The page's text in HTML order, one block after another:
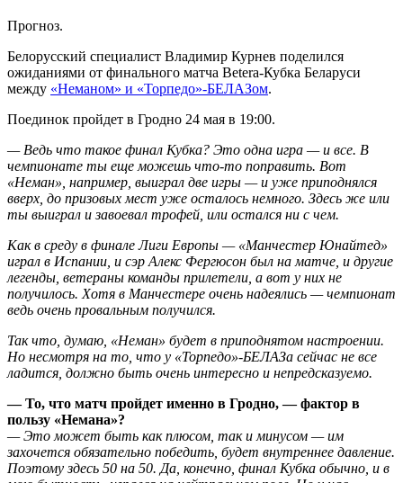
Прогноз.
Белорусский специалист Владимир Курнев поделился
ожиданиями от финального матча Betera-Кубка Беларуси
между «Неманом» и «Торпедо»-БЕЛАЗом.
Поединок пройдет в Гродно 24 мая в 19:00.
— Ведь что такое финал Кубка? Это одна игра — и все. В
чемпионате ты еще можешь что-то поправить. Вот
«Неман», например, выиграл две игры — и уже приподнялся
вверх, до призовых мест уже осталось немного. Здесь же или
ты выиграл и завоевал трофей, или остался ни с чем.
Как в среду в финале Лиги Европы — «Манчестер Юнайтед»
играл в Испании, и сэр Алекс Фергюсон был на матче, и другие
легенды, ветераны команды прилетели, а вот у них не
получилось. Хотя в Манчестере очень надеялись — чемпионат
ведь очень провальным получился.
Так что, думаю, «Неман» будет в приподнятом настроении.
Но несмотря на то, что у «Торпедо»-БЕЛАЗа сейчас не все
ладится, должно быть очень интересно и непредсказуемо.
— То, что матч пройдет именно в Гродно, — фактор в
пользу «Немана»?
— Это может быть как плюсом, так и минусом — им
захочется обязательно победить, будет внутреннее давление.
Поэтому здесь 50 на 50. Да, конечно, финал Кубка обычно, и в